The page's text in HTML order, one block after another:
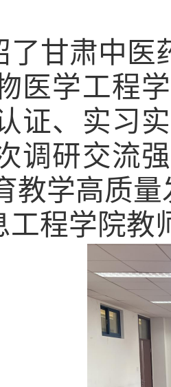
了甘肃中医
医学工程
证、实习
调研交流
教学高质量
工程学院教